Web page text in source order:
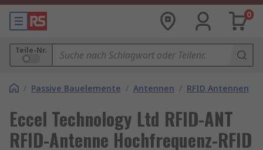
0
Teile-Nr.
/ Passive Bauelemente / Antennen / RFID Antennen
Eccel Technology Ltd RFID-ANT
RFID-Antenne Hochfrequenz-RFID